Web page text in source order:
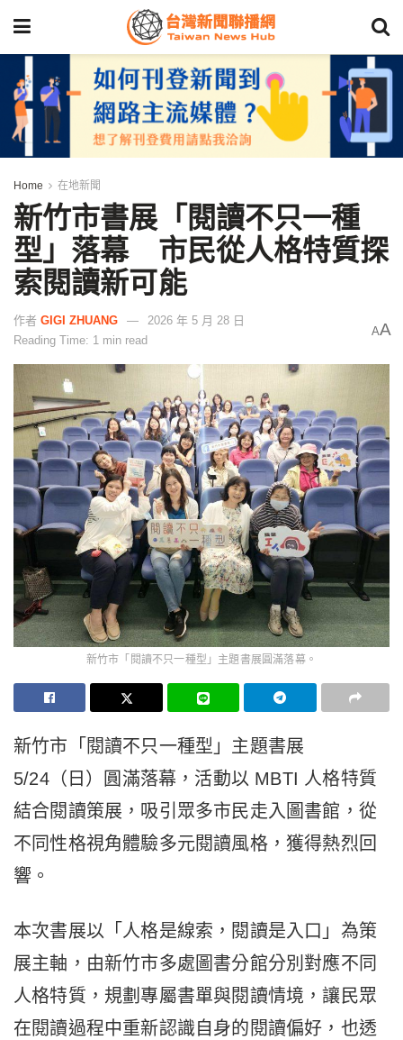
Home 在地新聞
新竹市書展「閱讀不只一種
型」落幕 市民從人格特質探
索閱讀新可能
作者 GIGI ZHUANG
2026 年 5 月 28 日
Reading Time: 1 min read
AA
新竹市「閱讀不只一種型」主題書展圓滿落幕。
新竹市「閱讀不只一種型」主題書展
5/24（日）圓滿落幕，活動以 MBTI 人格特質
結合閱讀策展，吸引眾多市民走入圖書館，從
不同性格視角體驗多元閱讀風格，獲得熱烈回
響。
本次書展以「人格是線索，閱讀是入口」為策
展主軸，由新竹市多處圖書分館分別對應不同
人格特質，規劃專屬書單與閱讀情境，讓民眾
在閱讀過程中重新認識自身的閱讀偏好，也透